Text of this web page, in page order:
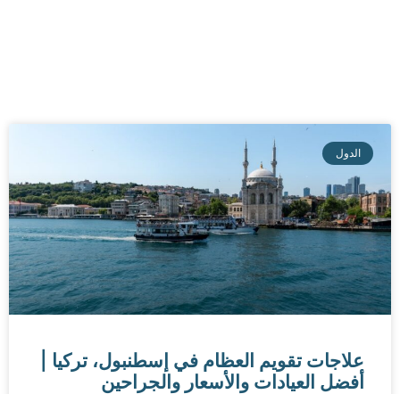
الدول
علاجات تقويم العظام في إسطنبول، تركيا |
أفضل العيادات والأسعار والجراحين